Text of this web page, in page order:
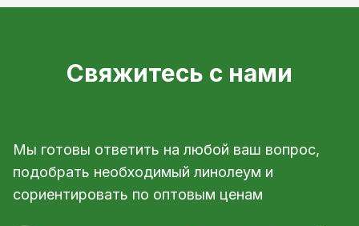
Свяжитесь с нами
Мы готовы ответить на любой ваш вопрос,
подобрать необходимый линолеум и
сориентировать по оптовым ценам